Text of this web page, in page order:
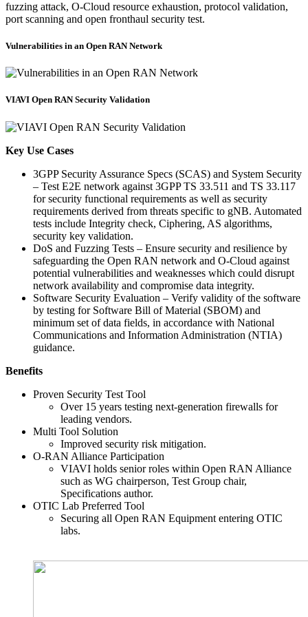
fuzzing attack, O-Cloud resource exhaustion, protocol validation,
port scanning and open fronthaul security test.
Vulnerabilities in an Open RAN Network
VIAVI Open RAN Security Validation
Key Use Cases
3GPP Security Assurance Specs (SCAS) and System Security
– Test E2E network against 3GPP TS 33.511 and TS 33.117
for security functional requirements as well as security
requirements derived from threats specific to gNB. Automated
tests include Integrity check, Ciphering, AS algorithms,
security key validation.
DoS and Fuzzing Tests – Ensure security and resilience by
safeguarding the Open RAN network and O-Cloud against
potential vulnerabilities and weaknesses which could disrupt
network availability and compromise data integrity.
Software Security Evaluation – Verify validity of the software
by testing for Software Bill of Material (SBOM) and
minimum set of data fields, in accordance with National
Communications and Information Administration (NTIA)
guidance.
Benefits
Proven Security Test Tool
Over 15 years testing next-generation firewalls for
leading vendors.
Multi Tool Solution
Improved security risk mitigation.
O-RAN Alliance Participation
VIAVI holds senior roles within Open RAN Alliance
such as WG chairperson, Test Group chair,
Specifications author.
OTIC Lab Preferred Tool
Securing all Open RAN Equipment entering OTIC
labs.